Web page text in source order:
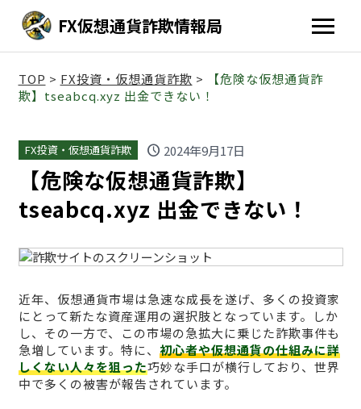
FX仮想通貨詐欺情報局
TOP > FX投資・仮想通貨詐欺 >
【危険な仮想通貨詐
欺】tseabcq.xyz 出金できない！
FX投資・仮想通貨詐欺 schedule 2024年9月17日
【危険な仮想通貨詐欺】
tseabcq.xyz 出金できない！
近年、仮想通貨市場は急速な成長を遂げ、多くの投資家
にとって新たな資産運用の選択肢となっています。しか
し、その一方で、この市場の急拡大に乗じた詐欺事件も
急増しています。特に、 初心者や仮想通貨の仕組みに詳
しくない人々を狙った巧妙な手口が横行しており、世界
中で多くの被害が報告されています。